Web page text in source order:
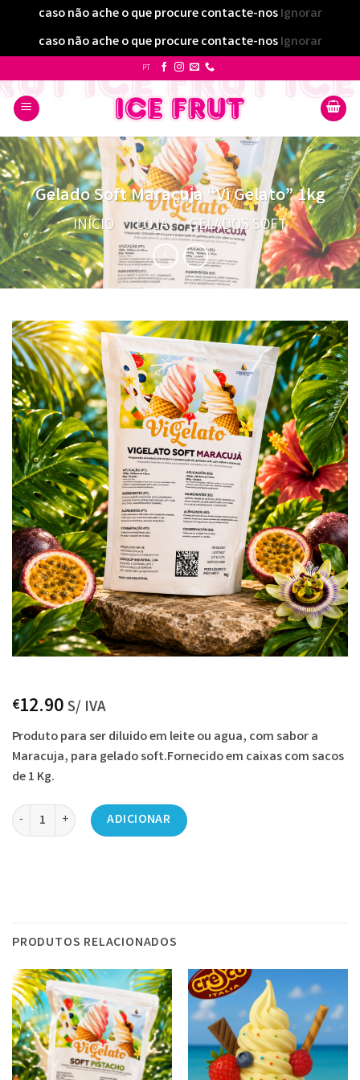
caso não ache o que procure contacte-nosIgnorar
caso não ache o que procure contacte-nosIgnorar
to
content
PT
Gelado Soft Maracuja “Vi Gelato” 1kg
INÍCIO / LOJA / GELADOS SOFT
€12.90S/ IVA
Produto para ser diluido em leite ou agua, com sabor a
Maracuja, para gelado soft.Fornecido em caixas com sacos
de 1 Kg.
Quantidade de Gelado Soft Maracuja “Vi Gelato” 1kg
ADICIONAR
PRODUTOS RELACIONADOS